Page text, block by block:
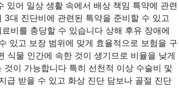
있어 일상 생활 속에서 배상 책임 특약에 관련
대 진단비에 관련된 특약을 준비할 수 있고
비를 충당할 수 있습니다 상해 후유 장애에
있고 보장 범위에 맞게 효율적으로 보험을 구
식물 인간에 속한 것이 생기므로 비율을 낮게
이 가능합니다 특히 선천적 이상 수술비 및
급 받을 수 있고 화상 진단 담보나 골절 진단